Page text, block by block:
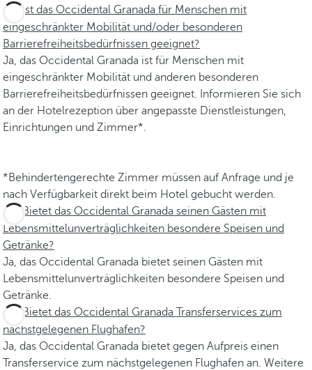
Ist das Occidental Granada für Menschen mit
eingeschränkter Mobilität und/oder besonderen
Barrierefreiheitsbedürfnissen geeignet?
Ja, das Occidental Granada ist für Menschen mit
eingeschränkter Mobilität und anderen besonderen
Barrierefreiheitsbedürfnissen geeignet. Informieren Sie sich
an der Hotelrezeption über angepasste Dienstleistungen,
Einrichtungen und Zimmer*.
*Behindertengerechte Zimmer müssen auf Anfrage und je
nach Verfügbarkeit direkt beim Hotel gebucht werden.
Bietet das Occidental Granada seinen Gästen mit
Lebensmittelunverträglichkeiten besondere Speisen und
Getränke?
Ja, das Occidental Granada bietet seinen Gästen mit
Lebensmittelunverträglichkeiten besondere Speisen und
Getränke.
Bietet das Occidental Granada Transferservices zum
nächstgelegenen Flughafen?
Ja, das Occidental Granada bietet gegen Aufpreis einen
Transferservice zum nächstgelegenen Flughafen an. Weitere